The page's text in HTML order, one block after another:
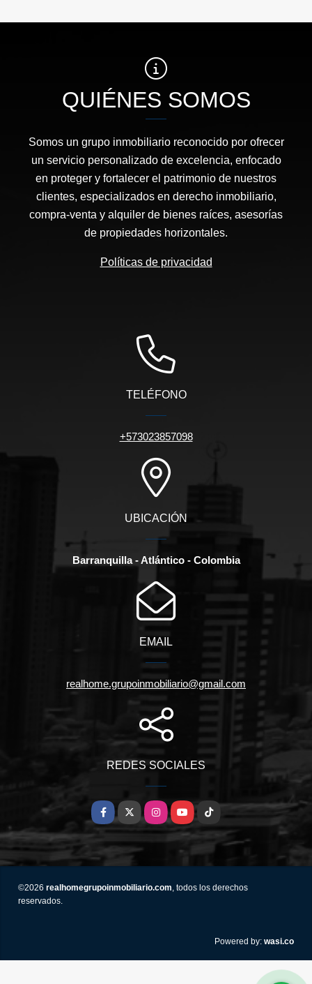
QUIÉNES SOMOS
Somos un grupo inmobiliario reconocido por ofrecer
un servicio personalizado de excelencia, enfocado
en proteger y fortalecer el patrimonio de nuestros
clientes, especializados en derecho inmobiliario,
compra-venta y alquiler de bienes raíces, asesorías
de propiedades horizontales.
Políticas de privacidad
TELÉFONO
+573023857098
UBICACIÓN
Barranquilla - Atlántico - Colombia
EMAIL
realhome.grupoinmobiliario@gmail.com
REDES SOCIALES
Facebook
X InstagramYouTubeTikTok
©2026 realhomegrupoinmobiliario.com, todos los derechos
reservados.
Powered by: wasi.co